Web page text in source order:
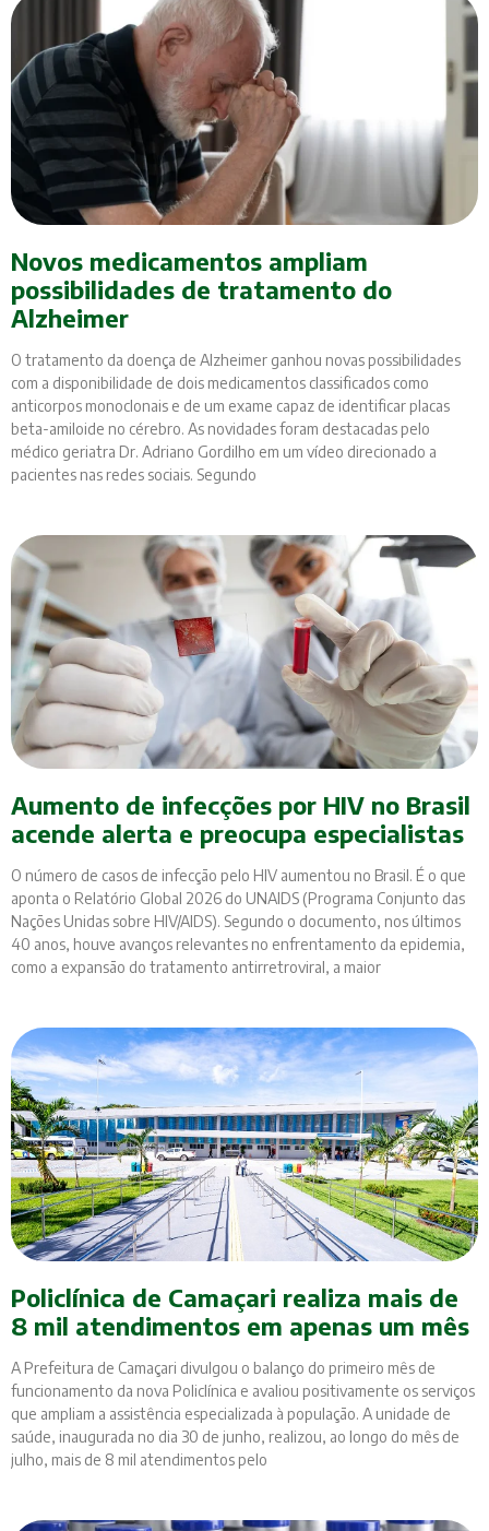
Novos medicamentos ampliam
possibilidades de tratamento do
Alzheimer
O tratamento da doença de Alzheimer ganhou novas possibilidades
com a disponibilidade de dois medicamentos classificados como
anticorpos monoclonais e de um exame capaz de identificar placas
beta-amiloide no cérebro. As novidades foram destacadas pelo
médico geriatra Dr. Adriano Gordilho em um vídeo direcionado a
pacientes nas redes sociais. Segundo
Aumento de infecções por HIV no Brasil
acende alerta e preocupa especialistas
O número de casos de infecção pelo HIV aumentou no Brasil. É o que
aponta o Relatório Global 2026 do UNAIDS (Programa Conjunto das
Nações Unidas sobre HIV/AIDS). Segundo o documento, nos últimos
40 anos, houve avanços relevantes no enfrentamento da epidemia,
como a expansão do tratamento antirretroviral, a maior
Policlínica de Camaçari realiza mais de
8 mil atendimentos em apenas um mês
A Prefeitura de Camaçari divulgou o balanço do primeiro mês de
funcionamento da nova Policlínica e avaliou positivamente os serviços
que ampliam a assistência especializada à população. A unidade de
saúde, inaugurada no dia 30 de junho, realizou, ao longo do mês de
julho, mais de 8 mil atendimentos pelo